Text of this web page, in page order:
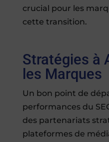
crucial pour les
cette transition.
Stratégies à
les Marques
Un bon point de
performances du
des partenariats
plateformes de